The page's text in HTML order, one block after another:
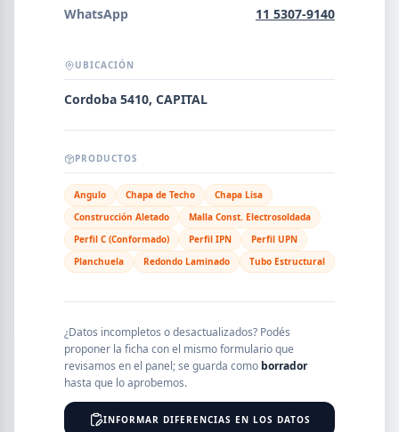
NOMBRE
SEGMENTO
WhatsApp
11 5307-9140
UBICACIÓN
Cordoba 5410, CAPITAL
PRODUCTOS
Angulo Chapa de Techo
Chapa Lisa
Construcción Aletado
Malla Const. Electrosoldada
Perfil C (Conformado)
Perfil IPN
Perfil UPN
Planchuela
Redondo Laminado Tubo Estructural
¿Datos incompletos o desactualizados? Podés
proponer la ficha con el mismo formulario que
revisamos en el panel; se guarda como borrador
hasta que lo aprobemos.
INFORMAR DIFERENCIAS EN LOS DATOS